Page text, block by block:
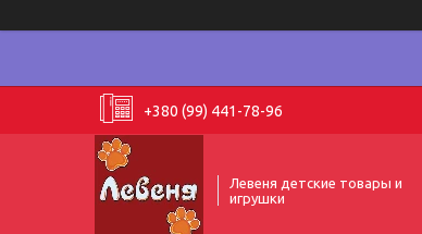
+380 (99) 441-78-96
Левеня детские товары и
игрушки